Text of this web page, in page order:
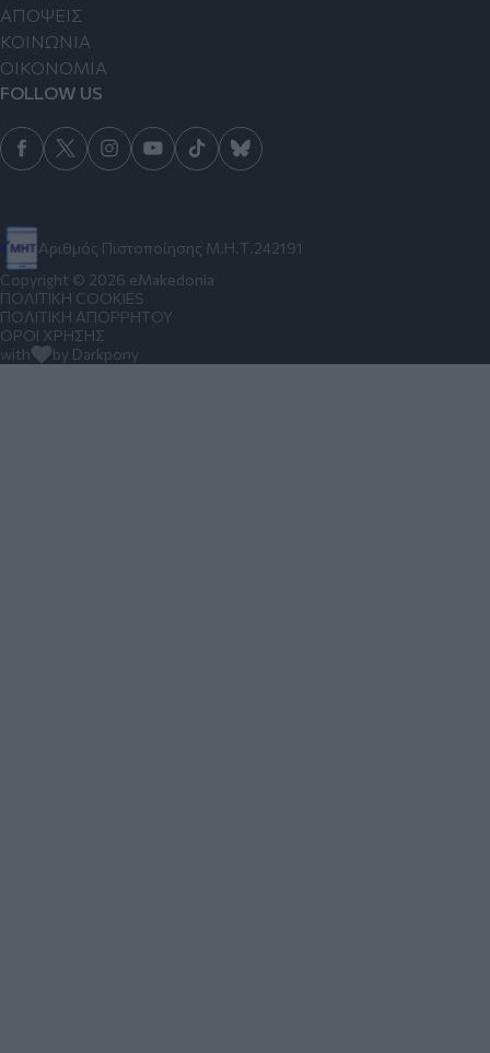
Αριθμός Πιστοποίησης Μ.Η.Τ.242191
ΑΠΟΨΕΙΣ
ΚΟΙΝΩΝΙΑ
ΟΙΚΟΝΟΜΙΑ
FOLLOW US
Copyright © 2026 eMakedonia
ΠΟΛΙΤΙΚΗ COOKIES
ΠΟΛΙΤΙΚΗ ΑΠΟΡΡΗΤΟΥ
ΟΡΟΙ ΧΡΗΣΗΣ
with
by Darkpony